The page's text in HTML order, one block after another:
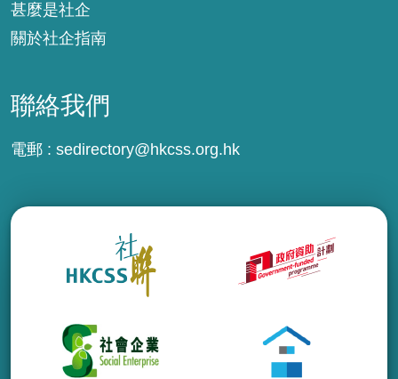
甚麼是社企
關於社企指南
聯絡我們
電郵 : sedirectory@hkcss.org.hk